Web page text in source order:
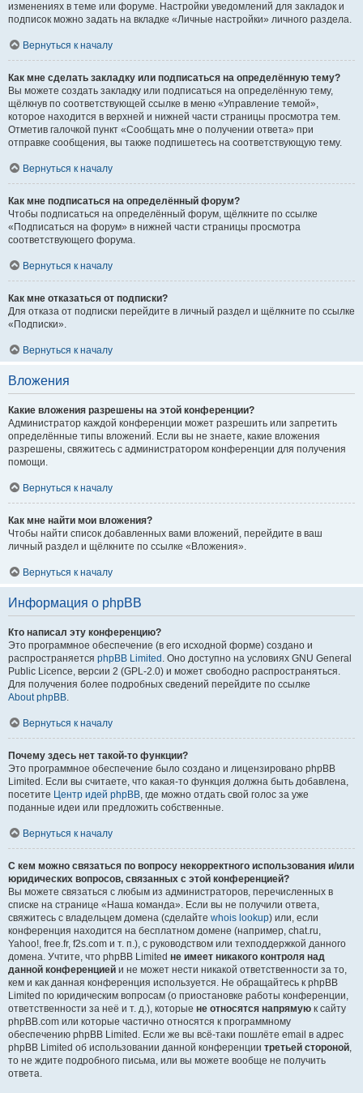
изменениях в теме или форуме. Настройки уведомлений для закладок и
подписок можно задать на вкладке «Личные настройки» личного раздела.
Вернуться к началу
Как мне сделать закладку или подписаться на определённую тему?
Вы можете создать закладку или подписаться на определённую тему,
щёлкнув по соответствующей ссылке в меню «Управление темой»,
которое находится в верхней и нижней части страницы просмотра тем.
Отметив галочкой пункт «Сообщать мне о получении ответа» при
отправке сообщения, вы также подпишетесь на соответствующую тему.
Вернуться к началу
Как мне подписаться на определённый форум?
Чтобы подписаться на определённый форум, щёлкните по ссылке
«Подписаться на форум» в нижней части страницы просмотра
соответствующего форума.
Вернуться к началу
Как мне отказаться от подписки?
Для отказа от подписки перейдите в личный раздел и щёлкните по ссылке
«Подписки».
Вернуться к началу
Вложения
Какие вложения разрешены на этой конференции?
Администратор каждой конференции может разрешить или запретить
определённые типы вложений. Если вы не знаете, какие вложения
разрешены, свяжитесь с администратором конференции для получения
помощи.
Вернуться к началу
Как мне найти мои вложения?
Чтобы найти список добавленных вами вложений, перейдите в ваш
личный раздел и щёлкните по ссылке «Вложения».
Вернуться к началу
Информация о phpBB
Кто написал эту конференцию?
Это программное обеспечение (в его исходной форме) создано и
распространяется phpBB Limited . Оно доступно на условиях GNU General
Public Licence, версии 2 (GPL-2.0) и может свободно распространяться.
Для получения более подробных сведений перейдите по ссылке
About phpBB.
Вернуться к началу
Почему здесь нет такой-то функции?
Это программное обеспечение было создано и лицензировано phpBB
Limited. Если вы считаете, что какая-то функция должна быть добавлена,
посетите Центр идей phpBB, где можно отдать свой голос за уже
поданные идеи или предложить собственные.
Вернуться к началу
С кем можно связаться по вопросу некорректного использования и/или
юридических вопросов, связанных с этой конференцией?
Вы можете связаться с любым из администраторов, перечисленных в
списке на странице «Наша команда». Если вы не получили ответа,
свяжитесь с владельцем домена (сделайте whois lookup) или, если
конференция находится на бесплатном домене (например, chat.ru,
Yahoo!, free.fr, f2s.com и т. п.), с руководством или техподдержкой данного
домена. Учтите, что phpBB Limited не имеет никакого контроля над
данной конференцией и не может нести никакой ответственности за то,
кем и как данная конференция используется. Не обращайтесь к phpBB
Limited по юридическим вопросам (о приостановке работы конференции,
ответственности за неё и т. д.), которые не относятся напрямую к сайту
phpBB.com или которые частично относятся к программному
обеспечению phpBB Limited. Если же вы всё-таки пошлёте email в адрес
phpBB Limited об использовании данной конференции третьей стороной,
то не ждите подробного письма, или вы можете вообще не получить
ответа.